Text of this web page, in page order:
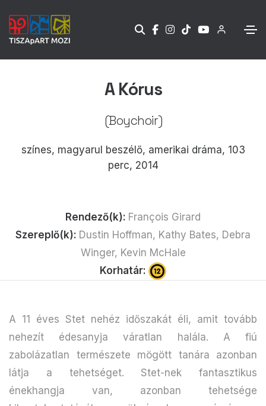
A Kórus
(Boychoir)
színes, magyarul beszélő, amerikai dráma, 103
perc, 2014
Rendező(k): François Girard
Szereplő(k): Dustin Hoffman, Kathy Bates, Debra
Winger, Kevin McHale
Korhatár:
A 11 éves Stet nehéz időszakát éli, amit tovább
nehezít édesanyja váratlan halála. A fiú
zabolázatlan természete mögött tanára azonban
látja a tehetséget. Stet-nek fantasztikus
énekhangja van, azonban tehetsége